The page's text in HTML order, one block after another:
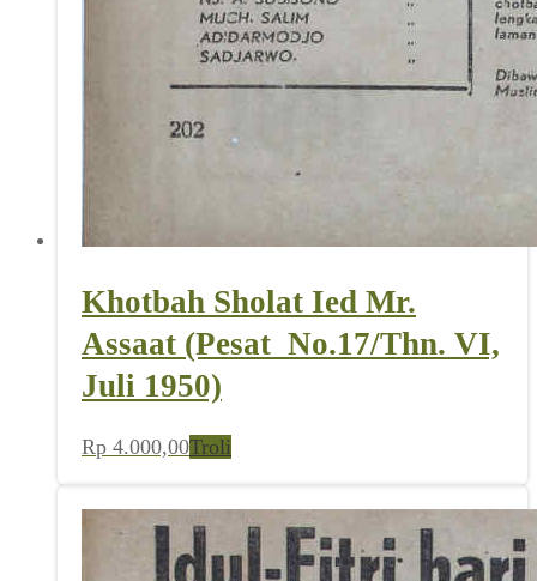
Khotbah Sholat Ied Mr.
Assaat (Pesat_No.17/Thn. VI,
Juli 1950)
Rp 4.000,00Troli